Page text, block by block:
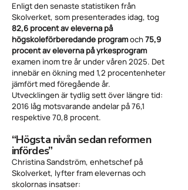
Enligt den senaste statistiken från
Skolverket, som presenterades idag, tog
82,6 procent av eleverna på
högskoleförberedande programoch75,9
procent av eleverna på yrkesprogram
examen inom tre år under våren 2025. Det
innebär en ökning med 1,2 procentenheter
jämfört med föregående år.
Utvecklingen är tydlig sett över längre tid:
2016 låg motsvarande andelar på 76,1
respektive 70,8 procent.
“Högsta nivån sedan reformen
infördes”
Christina Sandström, enhetschef på
Skolverket, lyfter fram elevernas och
skolornas insatser: